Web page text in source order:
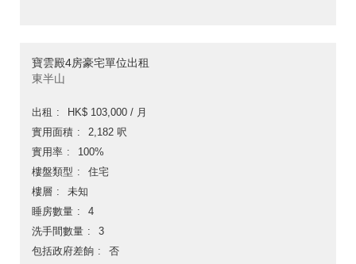
寶雲殿4房豪宅單位出租
東半山
出租
HK$ 103,000 / 月
實用面積
2,182 呎
實用率
100%
樓盤類型
住宅
樓層
未知
睡房數量
4
洗手間數量
3
包括政府差餉
否